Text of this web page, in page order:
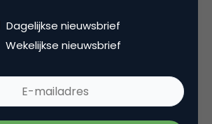
herhalen wat consumenten
die ze kopen, kunnen ze
aanbevelingen voor
Dagelijkse nieuwsbrief
Wekelijkse nieuwsbrief